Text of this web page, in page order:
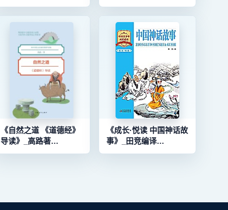
_96173477_9787564356279
_96184274_9787564711887
《自然之道 《道德经》
导读》_高路著
_96177733_9787515339771
《成长·悦读 中国神话故
事》_田竞编译
_96105618_9787546380650